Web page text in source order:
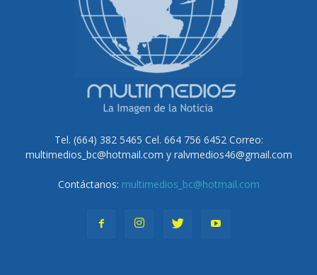
Tel. (664) 382 5465 Cel. 664 756 6452 Correo:
multimedios_bc@hotmail.com y ralvmedios46@gmail.com
Contáctanos: multimedios_bc@hotmail.com